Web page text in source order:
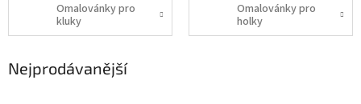
Omalovánky pro
kluky
Omalovánky pro
holky
Nejprodávanější